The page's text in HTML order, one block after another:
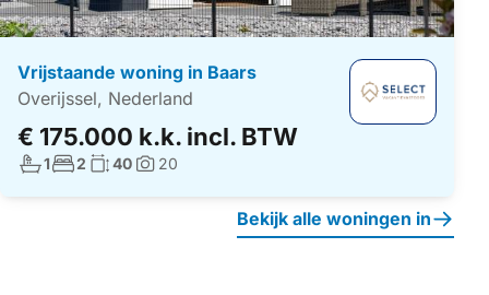
Vrijstaande woning in Baars
Overijssel, Nederland
€ 175.000 k.k. incl. BTW
Aantal badkamers:
1Aantal slaapkamers:
2 Woonoppervlakte:
40Foto's:
20
Bekijk alle woningen in